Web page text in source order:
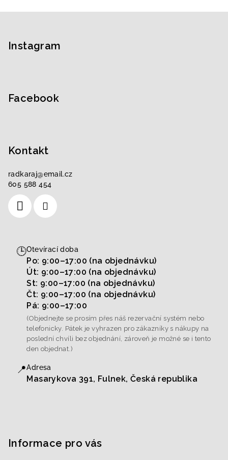
Instagram
Facebook
Kontakt
radkaraj@email.cz
605 588 454
🕒Otevírací doba
Po: 9:00–17:00 (na objednávku)
Út: 9:00–17:00 (na objednávku)
St: 9:00–17:00 (na objednávku)
Čt: 9:00–17:00 (na objednávku)
Pá: 9:00–17:00
(Objednejte se prosím přes náš rezervační systém nebo
telefonicky. Pátek je vyhrazen pro zákazníky s nákupy na
poslední chvíli bez objednání, zároveň je možné se i tento
den objednat.)
📍Adresa
Masarykova 391, Fulnek, Česká republika
Informace pro vás